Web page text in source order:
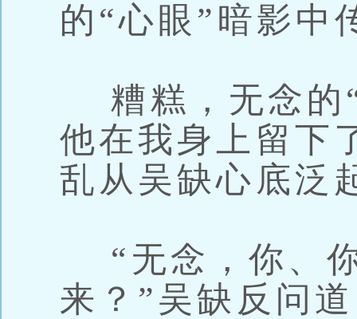
的“心眼”暗影中
糟糕，无念的
他在我身上留下
乱从吴缺心底泛
“无念，你、
来？”吴缺反问